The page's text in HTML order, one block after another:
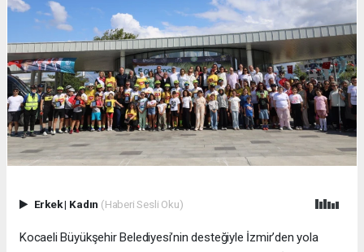
Erkek| Kadın (Haberi Sesli Oku)
Kocaeli Büyükşehir Belediyesi’nin desteğiyle İzmir’den yola